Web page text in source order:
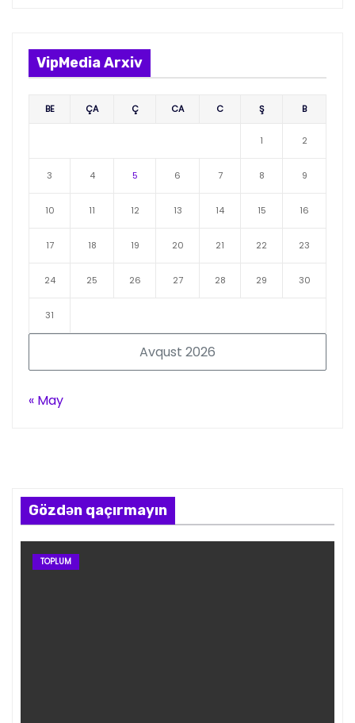
VipMedia Arxiv
Avqust 2026
BE ÇA Ç CA C Ş B
1 2
3 4 5 6 7 8 9
10 11 12 13 14 15 16
17 18 19 20 21 22 23
24 25 26 27 28 29 30
31
« May
Gözdən qaçırmayın
TOPLUM